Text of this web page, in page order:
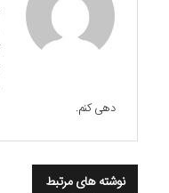
دهی کنم.
نوشته های مرتبط